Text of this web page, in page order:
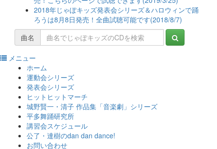
2018年じゃぽキッズ発表会シリーズ＆ハロウィンで踊
ろうは8月8日発売！全曲試聴可能です(2018/8/7)
曲名
メニュー
ホーム
運動会シリーズ
発表会シリーズ
ヒットヒットマーチ
城野賢一・清子 作品集「音楽劇」シリーズ
平多舞踊研究所
講習会スケジュール
公了・達樹のdan dan dance!
お問い合わせ